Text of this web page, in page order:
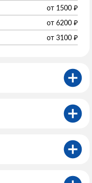
от 1500 ₽
от 6200 ₽
от 3100 ₽